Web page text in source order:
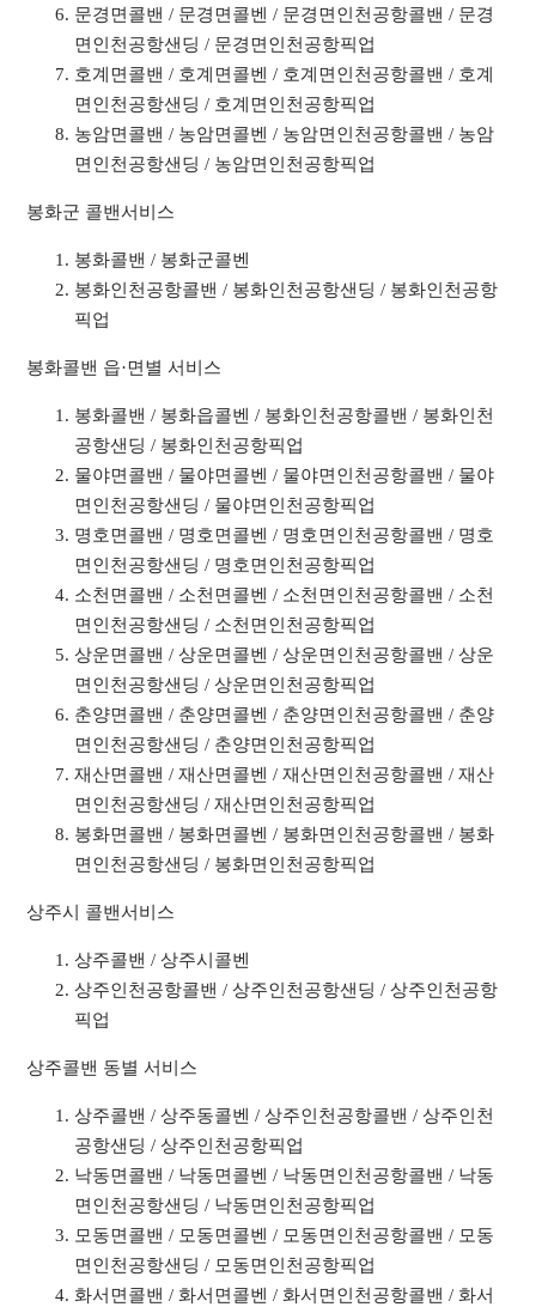
문경면콜밴 / 문경면콜벤 / 문경면인천공항콜밴 / 문경
면인천공항샌딩 / 문경면인천공항픽업
호계면콜밴 / 호계면콜벤 / 호계면인천공항콜밴 / 호계
면인천공항샌딩 / 호계면인천공항픽업
농암면콜밴 / 농암면콜벤 / 농암면인천공항콜밴 / 농암
면인천공항샌딩 / 농암면인천공항픽업
봉화군 콜밴서비스
봉화콜밴 / 봉화군콜벤
봉화인천공항콜밴 / 봉화인천공항샌딩 / 봉화인천공항
픽업
봉화콜밴 읍·면별 서비스
봉화콜밴 / 봉화읍콜벤 / 봉화인천공항콜밴 / 봉화인천
공항샌딩 / 봉화인천공항픽업
물야면콜밴 / 물야면콜벤 / 물야면인천공항콜밴 / 물야
면인천공항샌딩 / 물야면인천공항픽업
명호면콜밴 / 명호면콜벤 / 명호면인천공항콜밴 / 명호
면인천공항샌딩 / 명호면인천공항픽업
소천면콜밴 / 소천면콜벤 / 소천면인천공항콜밴 / 소천
면인천공항샌딩 / 소천면인천공항픽업
상운면콜밴 / 상운면콜벤 / 상운면인천공항콜밴 / 상운
면인천공항샌딩 / 상운면인천공항픽업
춘양면콜밴 / 춘양면콜벤 / 춘양면인천공항콜밴 / 춘양
면인천공항샌딩 / 춘양면인천공항픽업
재산면콜밴 / 재산면콜벤 / 재산면인천공항콜밴 / 재산
면인천공항샌딩 / 재산면인천공항픽업
봉화면콜밴 / 봉화면콜벤 / 봉화면인천공항콜밴 / 봉화
면인천공항샌딩 / 봉화면인천공항픽업
상주시 콜밴서비스
상주콜밴 / 상주시콜벤
상주인천공항콜밴 / 상주인천공항샌딩 / 상주인천공항
픽업
상주콜밴 동별 서비스
상주콜밴 / 상주동콜벤 / 상주인천공항콜밴 / 상주인천
공항샌딩 / 상주인천공항픽업
낙동면콜밴 / 낙동면콜벤 / 낙동면인천공항콜밴 / 낙동
면인천공항샌딩 / 낙동면인천공항픽업
모동면콜밴 / 모동면콜벤 / 모동면인천공항콜밴 / 모동
면인천공항샌딩 / 모동면인천공항픽업
화서면콜밴 / 화서면콜벤 / 화서면인천공항콜밴 / 화서